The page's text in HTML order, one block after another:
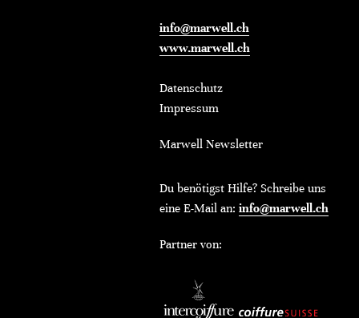
info@marwell.ch
www.marwell.ch
Datenschutz
Impressum
Marwell Newsletter
Du benötigst Hilfe? Schreibe uns
eine E-Mail an: info@marwell.ch
Partner von: